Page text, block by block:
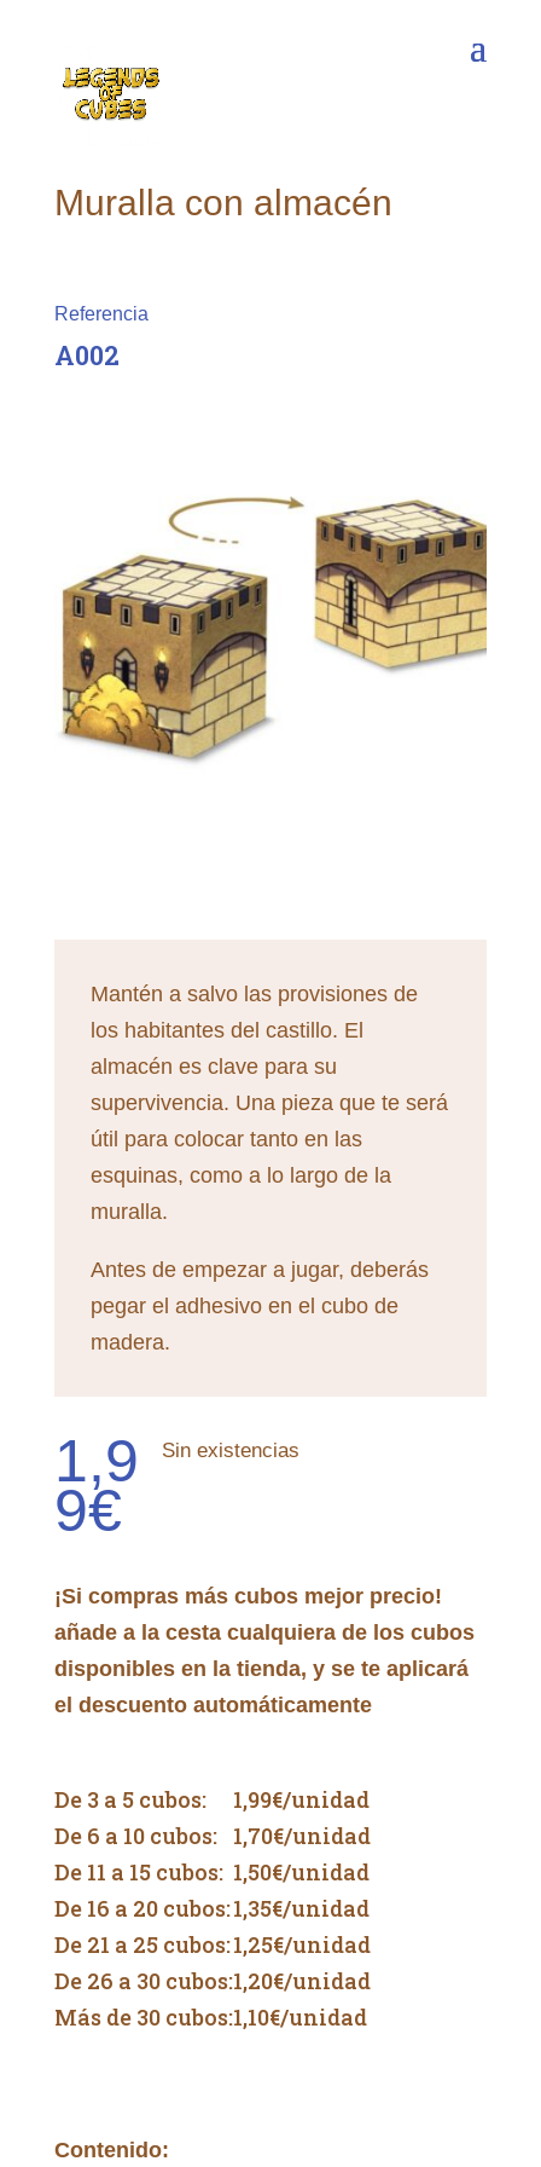
Muralla con almacén
Referencia
A002
Mantén a salvo las provisiones de
los habitantes del castillo. El
almacén es clave para su
supervivencia. Una pieza que te será
útil para colocar tanto en las
esquinas, como a lo largo de la
muralla.
Antes de empezar a jugar, deberás
pegar el adhesivo en el cubo de
madera.
1,9
9€
Sin existencias
¡Si compras más cubos mejor precio!
añade a la cesta cualquiera de los cubos
disponibles en la tienda, y se te aplicará
el descuento automáticamente
De 3 a 5 cubos:
De 6 a 10 cubos:
De 11 a 15 cubos:
De 16 a 20 cubos:
De 21 a 25 cubos:
De 26 a 30 cubos:
Más de 30 cubos:
1,99€/unidad
1,70€/unidad
1,50€/unidad
1,35€/unidad
1,25€/unidad
1,20€/unidad
1,10€/unidad
Contenido: